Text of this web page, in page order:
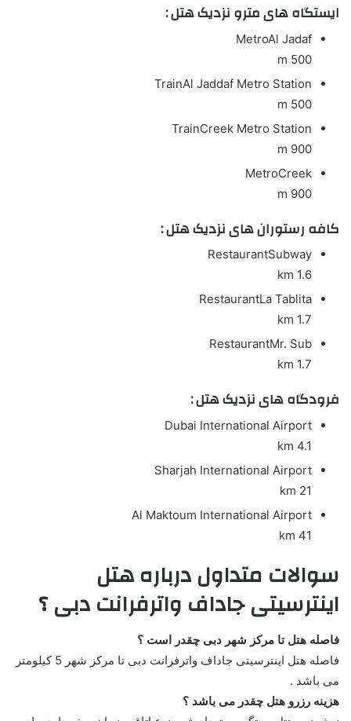
ایستگاه های مترو نزدیک هتل :
MetroAl Jadaf
500 m
TrainAl Jaddaf Metro Station
500 m
TrainCreek Metro Station
900 m
MetroCreek
900 m
کافه رستوران های نزدیک هتل :
RestaurantSubway
1.6 km
RestaurantLa Tablita
1.7 km
RestaurantMr. Sub
1.7 km
فرودگاه های نزدیک هتل :
Dubai International Airport
4.1 km
Sharjah International Airport
21 km
Al Maktoum International Airport
41 km
سوالات متداول درباره هتل
اینترسیتی جاداف واترفرانت دبی ؟
فاصله هتل تا مرکز شهر دبی چقدر است ؟
فاصله هتل اینترسیتی جاداف واترفرانت دبی تا مرکز شهر 5 کیلومتر
می باشد .
هزینه رزرو هتل چقدر می باشد ؟